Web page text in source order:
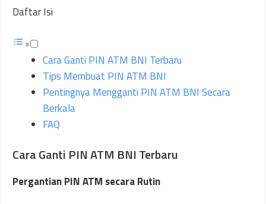
Daftar Isi
Cara Ganti PIN ATM BNI Terbaru
Tips Membuat PIN ATM BNI
Pentingnya Mengganti PIN ATM BNI Secara
Berkala
FAQ
Cara Ganti PIN ATM BNI Terbaru
Pergantian PIN ATM secara Rutin